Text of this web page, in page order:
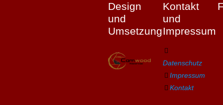
Design
und
Umsetzung
Kontakt
und
Impressum
Datenschutz
Impressum
Kontakt